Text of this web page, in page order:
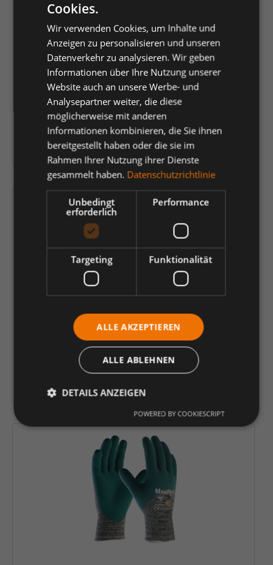
wird für Sie bestellt
9,00 €
Verkaufspreis pro ausgewählter Verpackungseinheit
je Packung (12 Paar) | 1 Paar (0,75 € )
Anzahl verringern Anzahl erhöhen
Einheit
In den Warenkorb
teXXor® Baumwolltrikot-Handschuhe
MITTELSCHWER ohne Schichtel
Cookies.
Wir verwenden Cookies, um Inhalte und
Anzeigen zu personalisieren und unseren
Datenverkehr zu analysieren. Wir geben
Informationen über Ihre Nutzung unserer
Website auch an unsere Werbe- und
Analysepartner weiter, die diese
möglicherweise mit anderen
Informationen kombinieren, die Sie ihnen
bereitgestellt haben oder die sie im
Rahmen Ihrer Nutzung ihrer Dienste
gesammelt haben. Datenschutzrichtlinie
Unbedingt
erforderlich
Performance
Targeting Funktionalität
ALLE AKZEPTIEREN
ALLE ABLEHNEN
DETAILS ANZEIGEN
POWERED BY COOKIESCRIPT